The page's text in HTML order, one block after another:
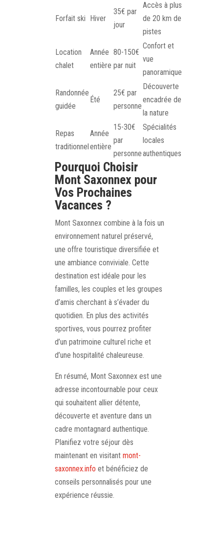
Forfait ski Hiver
35€ par
jour
Accès à plus
de 20 km de
pistes
Location
chalet
Année
entière
80-150€
par nuit
Confort et
vue
panoramique
Randonnée
guidée
Été
25€ par
personne
Découverte
encadrée de
la nature
Repas
traditionnel
Année
entière
15-30€
par
personne
Spécialités
locales
authentiques
Pourquoi Choisir
Mont Saxonnex pour
Vos Prochaines
Vacances ?
Mont Saxonnex combine à la fois un
environnement naturel préservé,
une offre touristique diversifiée et
une ambiance conviviale. Cette
destination est idéale pour les
familles, les couples et les groupes
d’amis cherchant à s’évader du
quotidien. En plus des activités
sportives, vous pourrez profiter
d’un patrimoine culturel riche et
d’une hospitalité chaleureuse.
En résumé, Mont Saxonnex est une
adresse incontournable pour ceux
qui souhaitent allier détente,
découverte et aventure dans un
cadre montagnard authentique.
Planifiez votre séjour dès
maintenant en visitant mont-
saxonnex.info et bénéficiez de
conseils personnalisés pour une
expérience réussie.